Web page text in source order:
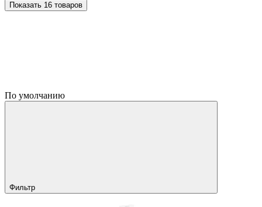
Показать 16 товаров
По умолчанию
Фильтр